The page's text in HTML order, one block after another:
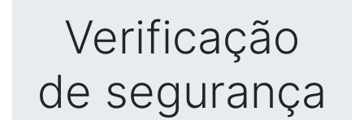
Verificação
de segurança